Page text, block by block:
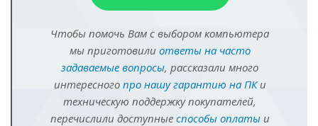
Чтобы помочь Вам с выбором компьютера
мы приготовили ответы на часто
задаваемые вопросы, рассказали много
интересного про нашу гарантию на ПКи
техническую поддержку покупателей,
перечислили доступные способы оплатыи